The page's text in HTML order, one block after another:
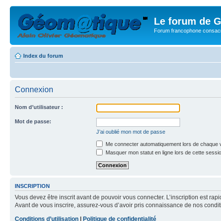
Le forum de
Forum francophone
Index du forum
Connexion
Nom d’utilisateur :
Mot de passe:
J’ai oublié mon mot de passe
Me connecter automatiquement lors de chaque
Masquer mon statut en ligne lors de cette
INSCRIPTION
Vous devez être inscrit avant de pouvoir vous connecter. L’inscription est
Avant de vous inscrire, assurez-vous d’avoir pris connaissance de nos
Conditions d’utilisation
Politique de confidentialité